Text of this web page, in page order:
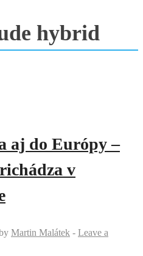
hybrid
aj do Európy –
v
Martin Malátek - Leave a